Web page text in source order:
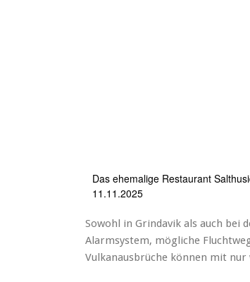
Das ehemalige Restaurant
11.11.2025
Sowohl in Grindavik als auch bei
Alarmsystem, mögliche
Vulkanausbrüche können mit